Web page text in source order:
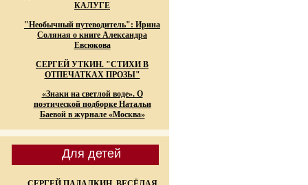
КАЛУГЕ
"Необычный путеводитель": Ирина
Соляная о книге Александра
Евсюкова
СЕРГЕЙ УТКИН. "СТИХИ В
ОТПЕЧАТКАХ ПРОЗЫ"
«Знаки на светлой воде». О
поэтической подборке Натальи
Баевой в журнале «Москва»
Для детей